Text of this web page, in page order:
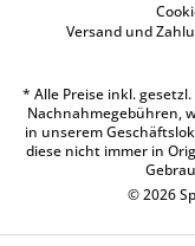
Versand und
* Alle Preise inkl.
Nachnahmegebühren,
in unserem
diese nicht immer in
© 2026